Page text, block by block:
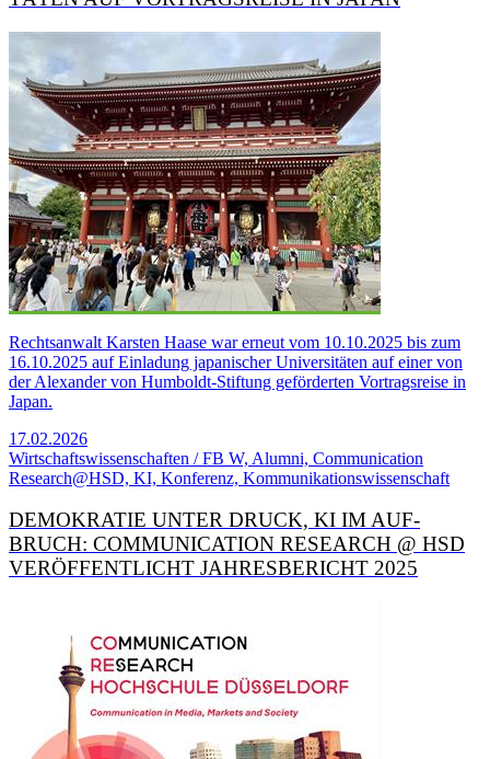
Rechtsanwalt Karsten Haase war erneut vom 10.10.2025 bis zum
16.10.2025 auf Einladung japanischer Universitäten auf einer von
der Alexander von Humboldt-Stiftung geförderten Vortragsreise in
Japan.
17.02.2026
Wirtschaftswissenschaften / FB W, Alumni, Communication
Research@HSD, KI, Konferenz, Kommunikationswissenschaft
DEMO­KRATIE UNTER DRUCK, KI IM AUF­
BRUCH: COMMUNI­CATION RESEARCH @ HSD
VER­ÖFFENTLICHT JAHRES­BERICHT 2025